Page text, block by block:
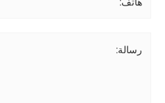
رسالة: